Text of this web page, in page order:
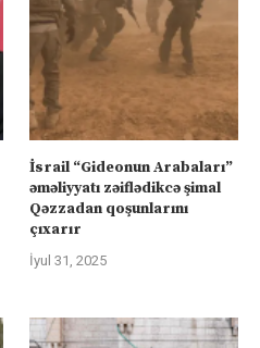
İsrail “Gideonun Arabaları”
əməliyyatı zəiflədikcə şimal
Qəzzadan qoşunlarını
çıxarır
İyul 31, 2025